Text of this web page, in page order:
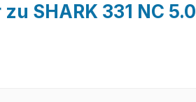
SHARK 331 NC 5.0